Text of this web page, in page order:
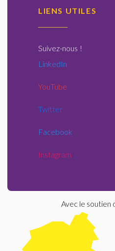
LIENS UTILES
Suivez-nous !
LinkedIn
YouTube
Twitter
Facebook
Instagram
Avec le soutien